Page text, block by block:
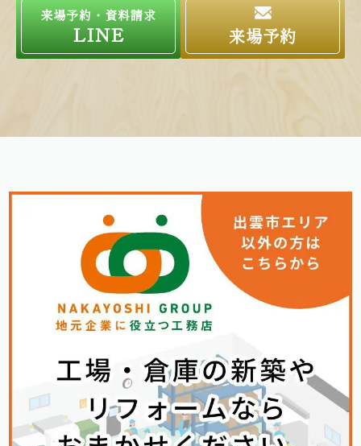
来場予約・資料請求
LINE 来場予約